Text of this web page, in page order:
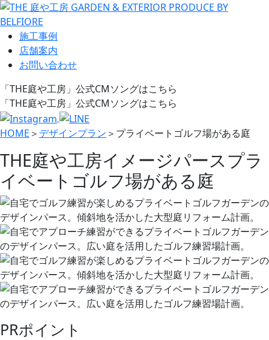
施工事例
店舗案内
お問い合わせ
「THE庭や工房」公式CMソングはこちら
「THE庭や工房」公式CMソングはこちら
HOME ＞ デザインプラン ＞ プライベートゴルフ場がある庭
THE庭や工房イメージパースプラ
イベートゴルフ場がある庭
PRポイント